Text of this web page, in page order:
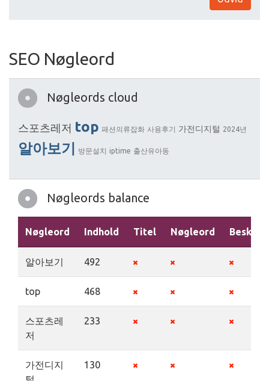
SEO Nøgleord
Nøgleords cloud
스포츠레저 top 패션의류잡화 사용후기 가전디지털 2024년
알아보기 방문설치 iptime 출산유아동
Nøgleords balance
Nøgleord Indhold Titel Nøgleord
알아보기 492
top 468
스포츠레
저
233
가전디지
130